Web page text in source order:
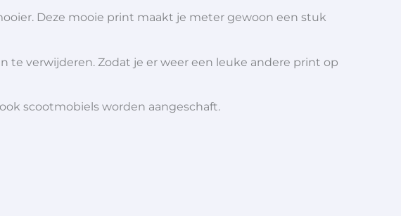
Deze mooie print maakt je meter gewoon een stuk
te verwijderen. Zodat je er weer een leuke andere print op
scootmobiels worden aangeschaft.